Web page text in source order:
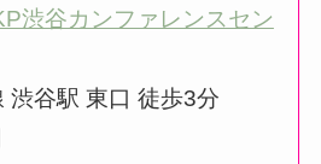
渋谷カンファレンスセン
渋谷駅 東口 徒歩3分